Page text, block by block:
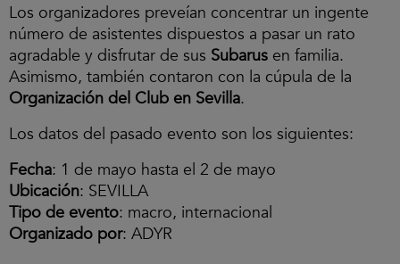
Los organizadores preveían concentrar un ingente
número de asistentes dispuestos a pasar un rato
agradable y disfrutar de sus Subarus en familia.
Asimismo, también contaron con la cúpula de la
Organización del Club en Sevilla.
Los datos del pasado evento son los siguientes:
Fecha: 1 de mayo hasta el 2 de mayo
Ubicación: SEVILLA
Tipo de evento: macro, internacional
Organizado por: ADYR